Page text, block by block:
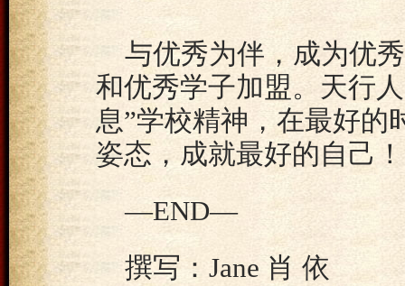
与优秀为伴，成为优
和优秀学子加盟。天行
息”学校精神，在最好的
姿态，成就最好的自己！
—END—
撰写：Jane 肖 依